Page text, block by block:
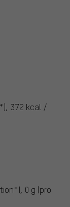
372 kcal /
0 g (pro